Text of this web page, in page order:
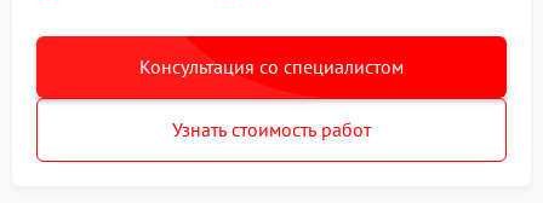
Консультация со специалистом
Узнать стоимость работ